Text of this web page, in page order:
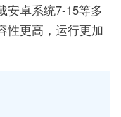
安卓系统7-15等多
性更高，运行更加